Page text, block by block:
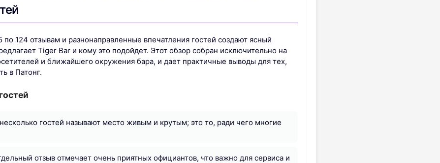
124 отзывам и разнонаправленные впечатления гостей создают ясный
Tiger Bar и кому это подойдет. Этот обзор собран исключительно на
и ближайшего окружения бара, и дает практичные выводы для тех,
в Патонг.
гостей называют место живым и крутым; это то, ради чего многие
отзыв отмечает очень приятных официантов, что важно для сервиса и